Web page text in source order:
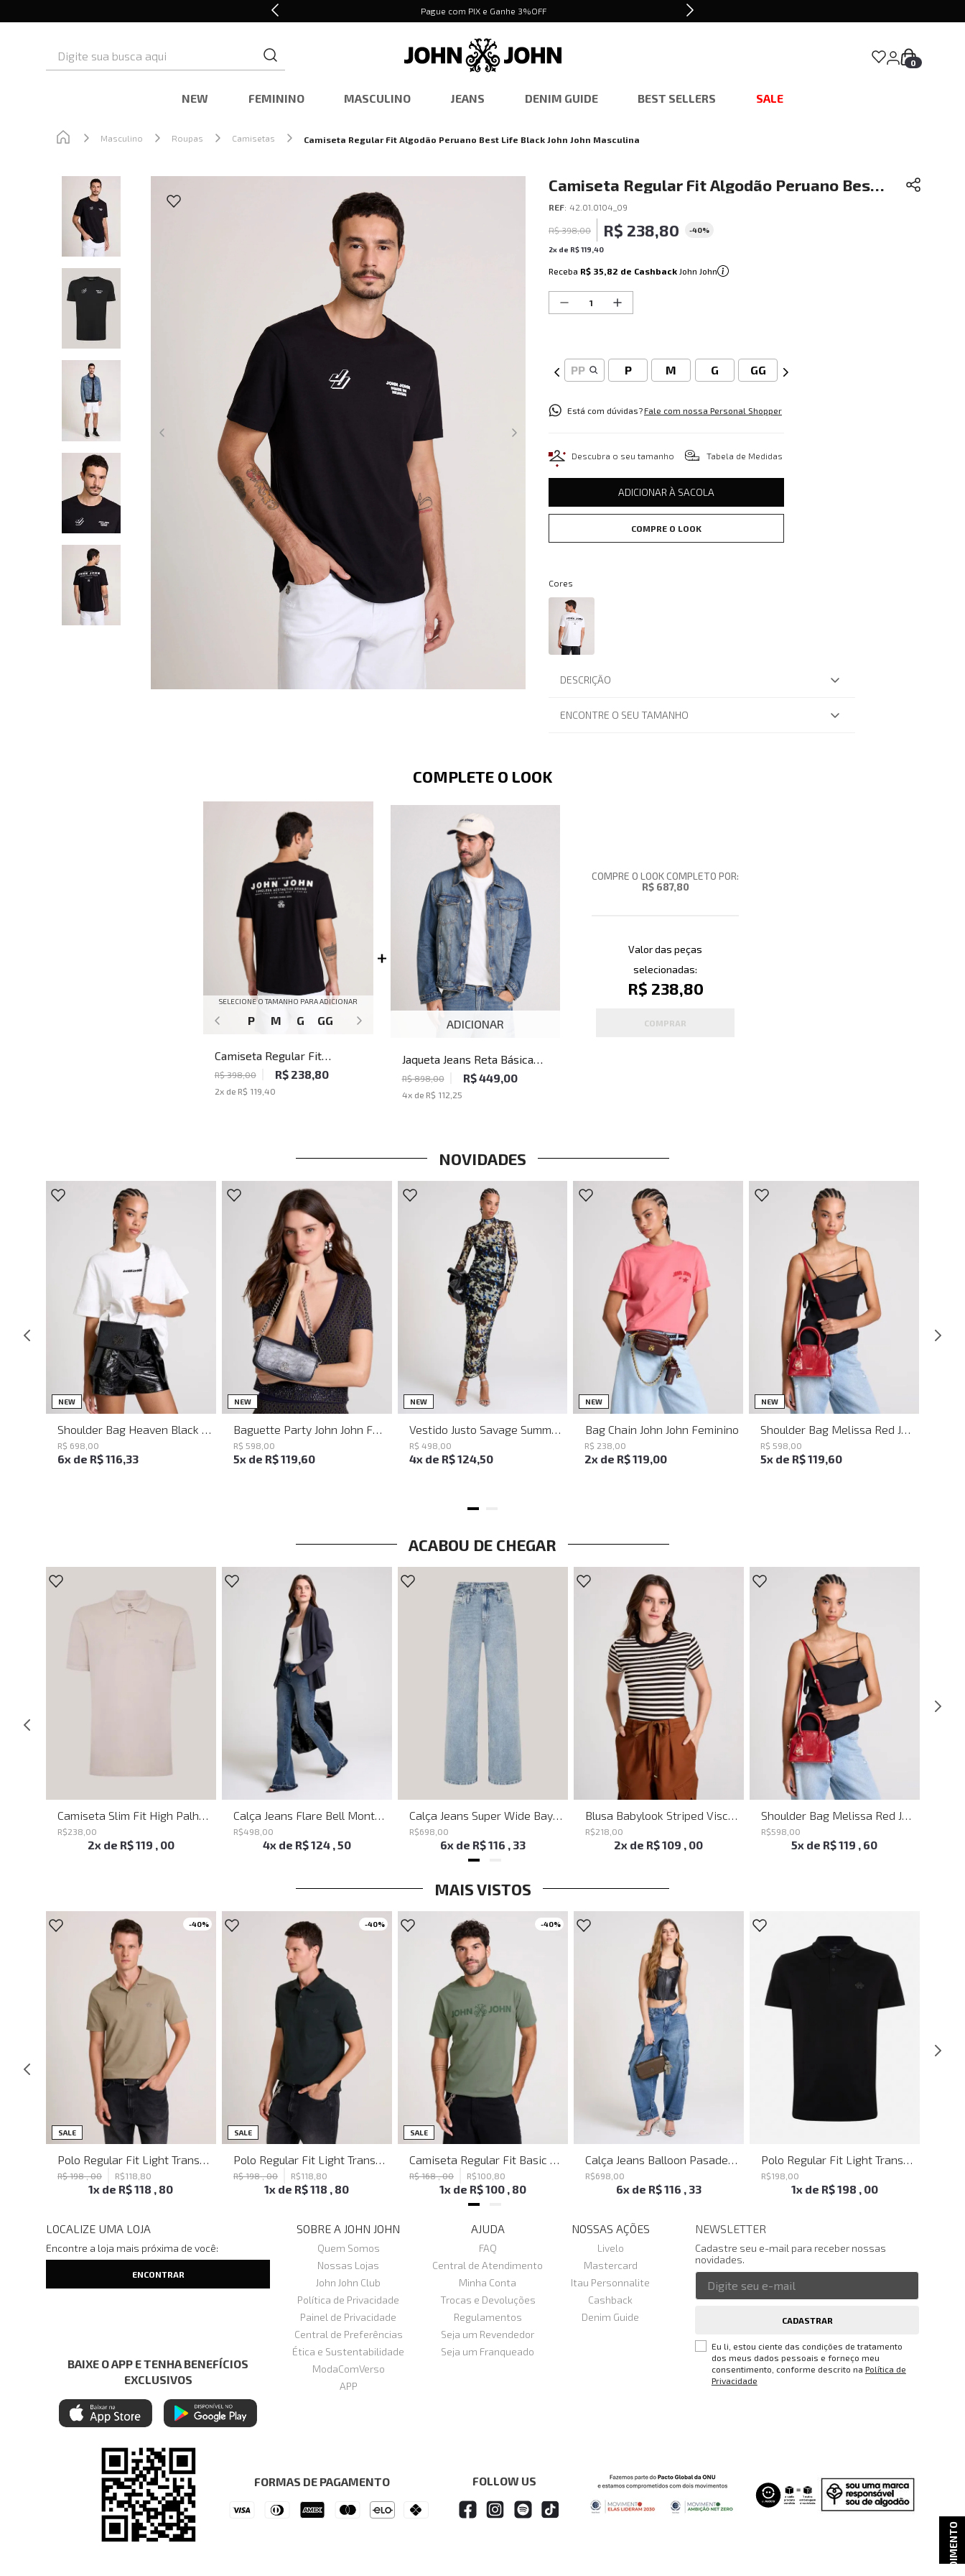
Pague com PIX e Ganhe 3%OFF
0
NEW FEMININO MASCULINO JEANS DENIM GUIDE BEST SELLERS SALE
ATENDIMENTO
Masculino Roupas Camisetas Camiseta Regular Fit Algodão Peruano Best Life Black John John Masculina
Camiseta Regular Fit Algodão Peruano Best
Life Black John John Masculina
REF: 42.01.0104_09
R$ 398,00 R$ 238,80 -40%
2x de R$119 40
Receba R$ 35,82 de Cashback John John
PP P M G GG
Está com dúvidas?Fale com nossa Personal Shopper
Descubra o seu tamanho Tabela de Medidas
ADICIONAR À SACOLA
COMPRE O LOOK
Cores
DESCRIÇÃO
ENCONTRE O SEU TAMANHO
COMPLETE O LOOK
SELECIONE O TAMANHO PARA ADICIONAR
P M G GG
Camiseta Regular Fit
Algodão Peruano Best Life
Black John John Masculina
R$ 398,00 R$ 238,80
2x de R$ 119,40
ADICIONAR
Jaqueta Jeans Reta Básica
Cambridge John John
Masculina
R$ 898,00 R$ 449,00
4x de R$ 112,25
COMPRE O LOOK COMPLETO POR:
R$ 687,80
Valor das peças
selecionadas:
R$ 238,80
COMPRAR
NOVIDADES
NEW UN
R$ 698 00
6x de R$116,33
NEW UN
Baguette Party John John Feminina
R$ 598 00
5x de R$119,60
NEW PP P M
R$ 498 00
4x de R$124,50
NEW UN
Bag Chain John John Feminino
R$ 238 00
2x de R$119,00
NEW UN
R$ 598 00
5x de R$119,60
ACABOU DE CHEGAR
R$238 00
2x de R$119 , 00
R$498 00
4x de R$124 , 50
R$698 00
6x de R$116 , 33
R$218 00
2x de R$109 , 00
R$598 00
5x de R$119 , 60
MAIS VISTOS
-40%
SALE
R$198,00 R$118 80
1x de R$118 , 80
-40%
SALE
R$198,00 R$118 80
1x de R$118 , 80
-40%
SALE
R$168,00 R$100 80
1x de R$100 , 80
R$698 00
6x de R$116 , 33
R$198 00
1x de R$198 , 00
LOCALIZE UMA LOJA
Encontre a loja mais próxima de você:
BAIXE O APP E TENHA BENEFÍCIOS
EXCLUSIVOS
SOBRE A JOHN JOHN
Quem Somos
Nossas Lojas
John John Club
Política de Privacidade
Painel de Privacidade
Central de Preferências
Ética e Sustentabilidade
ModaComVerso
APP
AJUDA
FAQ
Central de Atendimento
Minha Conta
Trocas e Devoluções
Regulamentos
Seja um Revendedor
Seja um Franqueado
NOSSAS AÇÕES
Livelo
Mastercard
Itau Personnalite
Cashback
Denim Guide
NEWSLETTER
Cadastre seu e-mail para receber nossas
novidades.
CADASTRAR
Eu li, estou ciente das condições de tratamento
dos meus dados pessoais e forneço meu
consentimento, conforme descrito na Política de
Privacidade
FORMAS DE PAGAMENTO FOLLOW US